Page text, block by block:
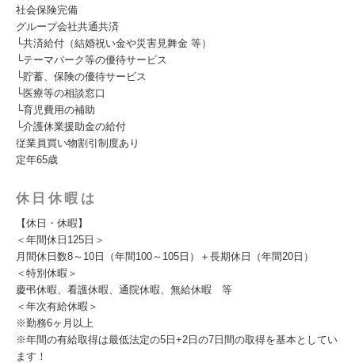
社会保険完備
グループ会社共通共済
└共済給付（結婚祝い金や災害見舞金 等）
└テーマパーク等の優待サービス
└貯蓄、保険の優待サービス
└医療等の相談窓口
└育児費用の補助
└介護休業援助金の給付
従業員買い物割引制度あり
定年65歳
休日休暇は
【休日・休暇】
＜年間休日125日＞
月間休日数8～10日（年間100～105日）＋長期休日（年間20日）
＜特別休暇＞
慶弔休暇、看護休暇、通院休暇、無給休暇 等
＜年次有給休暇＞
※勤務6ヶ月以上
※年間の有給取得は最低法定の5日+2日の7日間の取得を基本としてい
ます！